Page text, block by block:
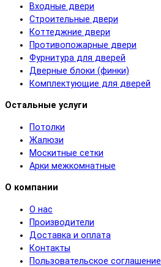
Входные двери
Строительные двери
Коттеджние двери
Противопожарные двери
Фурнитура для дверей
Дверные блоки (финки)
Комплектующие для дверей
Остальные услуги
Потолки
Жалюзи
Москитные сетки
Арки межкомнатные
О компании
О нас
Производители
Доставка и оплата
Контакты
Пользовательское соглашение